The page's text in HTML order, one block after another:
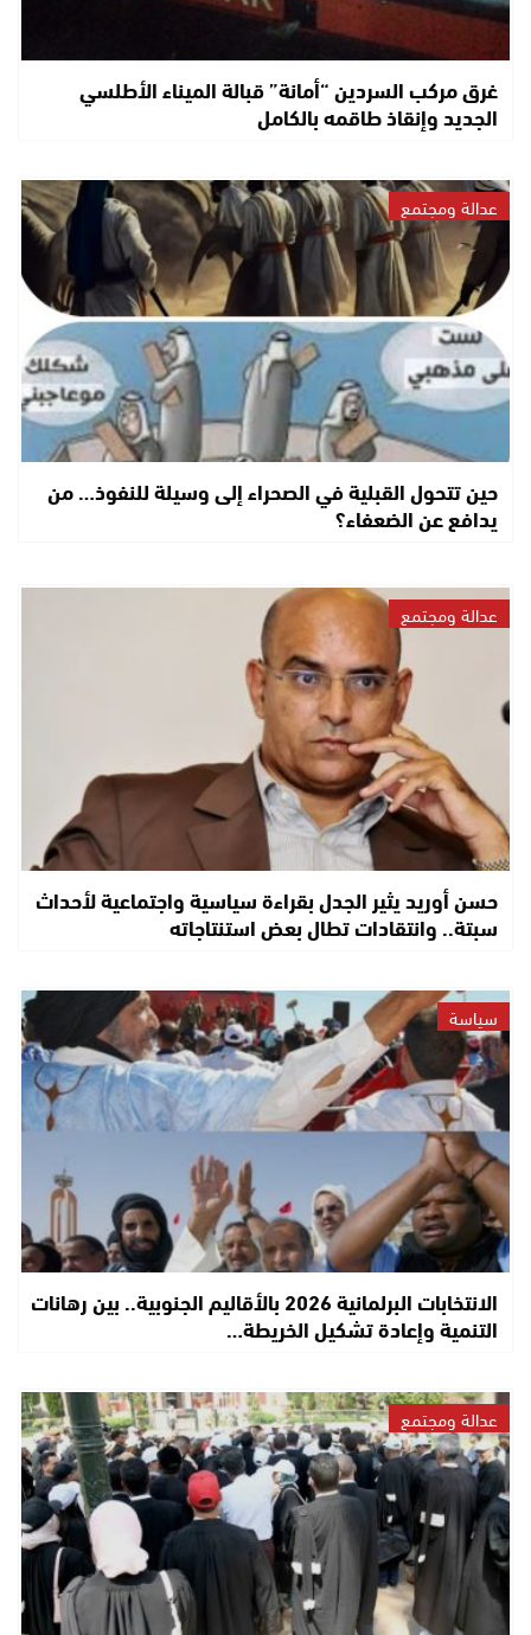
غرق مركب السردين “أمانة” قبالة الميناء الأطلسي
الجديد وإنقاذ طاقمه بالكامل
عدالة ومجتمع
حين تتحول القبلية في الصحراء إلى وسيلة للنفوذ… من
يدافع عن الضعفاء؟
عدالة ومجتمع
حسن أوريد يثير الجدل بقراءة سياسية واجتماعية لأحداث
سبتة.. وانتقادات تطال بعض استنتاجاته
سياسة
الانتخابات البرلمانية 2026 بالأقاليم الجنوبية.. بين رهانات
التنمية وإعادة تشكيل الخريطة…
عدالة ومجتمع